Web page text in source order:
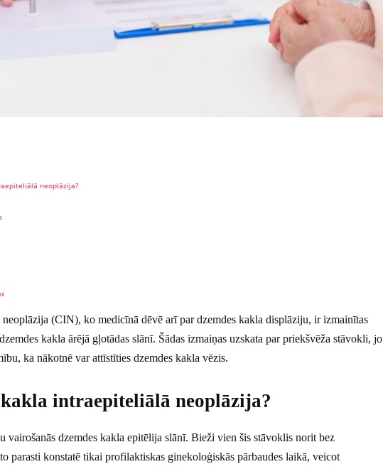
neoplāzija?
(CIN), ko medicīnā dēvē arī par dzemdes kakla displāziju, ir izmainītas
kakla ārējā gļotādas slānī. Šādas izmaiņas uzskata par priekšvēža stāvokli, jo
ka nākotnē var attīstīties dzemdes kakla vēzis.
intraepiteliālā neoplāzija?
vairošanās dzemdes kakla epitēlija slānī. Bieži vien šis stāvoklis norit bez
parasti konstatē tikai profilaktiskas ginekoloģiskās pārbaudes laikā, veicot